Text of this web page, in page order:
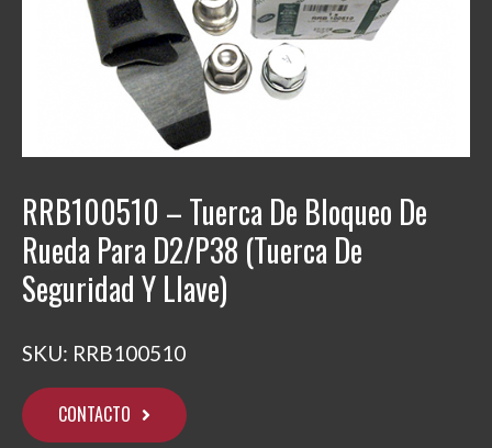
RRB100510 – Tuerca De Bloqueo De
Rueda Para D2/P38 (Tuerca De
Seguridad Y Llave)
SKU: RRB100510
CONTACTO